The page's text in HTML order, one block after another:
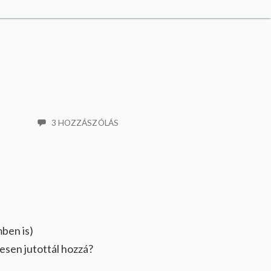
3 HOZZÁSZÓLÁS
is)
jutottál hozzá?